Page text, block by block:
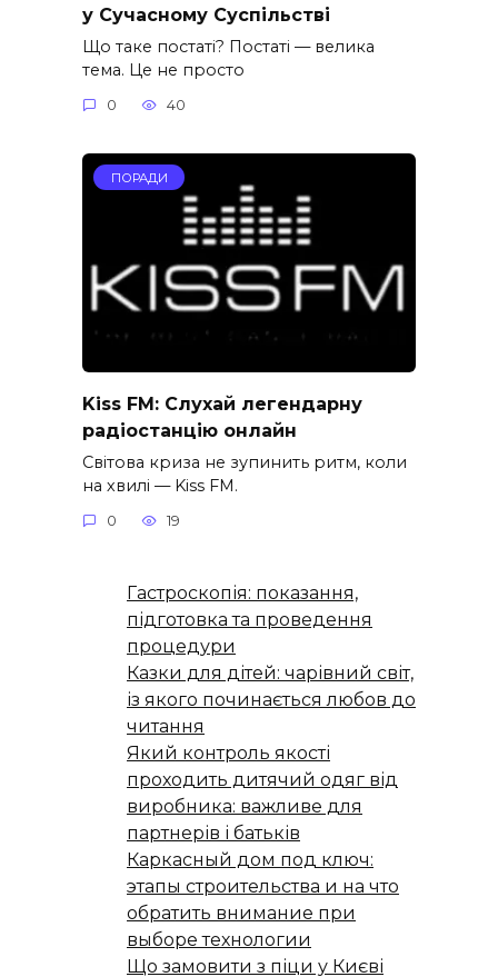
у Сучасному Суспільстві
Що таке постаті? Постаті — велика
тема. Це не просто
0 40
ПОРАДИ
Kiss FM: Слухай легендарну
радіостанцію онлайн
Світова криза не зупинить ритм, коли
на хвилі — Kiss FM.
0 19
Гастроскопія: показання,
підготовка та проведення
процедури
Казки для дітей: чарівний світ,
із якого починається любов до
читання
Який контроль якості
проходить дитячий одяг від
виробника: важливе для
партнерів і батьків
Каркасный дом под ключ:
этапы строительства и на что
обратить внимание при
выборе технологии
Що замовити з піци у Києві